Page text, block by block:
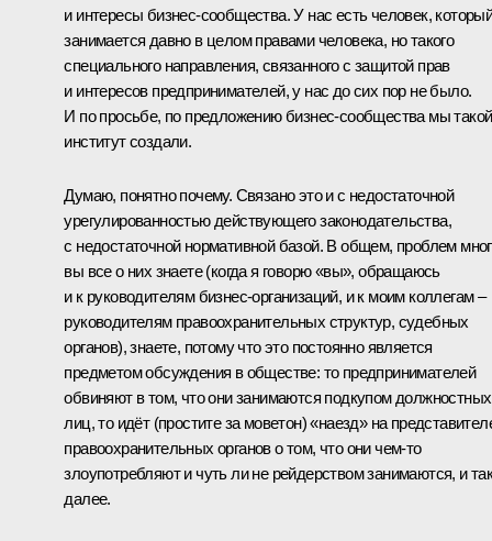
и интересы бизнес-сообщества. У нас есть человек,
занимается давно в целом правами человека, но такого
специального направления, связанного с защитой прав
и интересов предпринимателей, у нас до сих пор не было.
И по просьбе, по предложению бизнес-сообщества мы такой
институт создали.
Думаю, понятно почему. Связано это и с недостаточной
урегулированностью действующего законодательства,
с недостаточной нормативной базой. В общем, проблем
вы все о них знаете (когда я говорю «вы», обращаюсь
и к руководителям бизнес-организаций, и к моим коллегам –
руководителям правоохранительных структур, судебных
органов), знаете, потому что это постоянно является
предметом обсуждения в обществе: то предпринимателей
обвиняют в том, что они занимаются подкупом должностных
лиц, то идёт (простите за моветон) «наезд» на
правоохранительных органов о том, что они чем‑то
злоупотребляют и чуть ли не рейдерством занимаются, и
далее.